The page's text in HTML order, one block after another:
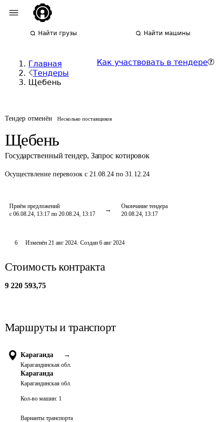
Найти грузы Найти машины
Главная
Тендеры
Щебень
Как участвовать в тендере
Тендер отменён Несколько поставщиков
Щебень
Государственный тендер, Запрос котировок
Осуществление перевозок с 21.08.24 по 31.12.24
Приём предложений
с 06.08.24, 13:17 по 20.08.24, 13:17
Окончание тендера
20.08.24, 13:17
6 Изменён 21 авг 2024. Создан 6 авг 2024
Стоимость контракта
9 220 593,75
Маршруты и транспорт
Караганда →
Карагандинская обл.
Караганда
Карагандинская обл.
Кол-во машин: 1
Варианты транспорта